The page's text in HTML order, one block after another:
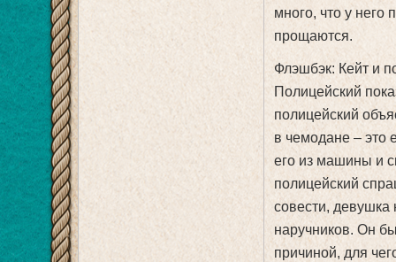
много, что у него
прощаются.
Флэшбэк: Кейт и
Полицейский
полицейский
в чемодане – это
его из машины и
полицейский
совести,
наручников. Он
причиной, для